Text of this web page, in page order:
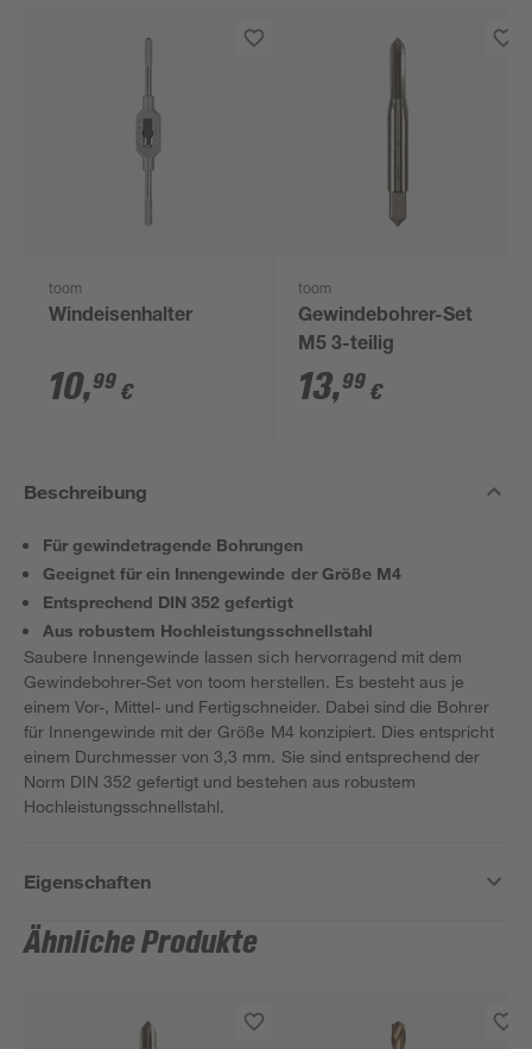
toom
Windeisenhalter
10,99 €
toom
Gewindebohrer-Set
M5 3-teilig
13,99 €
Beschreibung
Für gewindetragende Bohrungen
Geeignet für ein Innengewinde der Größe M4
Entsprechend DIN 352 gefertigt
Aus robustem Hochleistungsschnellstahl
Saubere Innengewinde lassen sich hervorragend mit dem
Gewindebohrer-Set von toom herstellen. Es besteht aus je
einem Vor-, Mittel- und Fertigschneider. Dabei sind die Bohrer
für Innengewinde mit der Größe M4 konzipiert. Dies entspricht
einem Durchmesser von 3,3 mm. Sie sind entsprechend der
Norm DIN 352 gefertigt und bestehen aus robustem
Hochleistungsschnellstahl.
Eigenschaften
Ähnliche Produkte